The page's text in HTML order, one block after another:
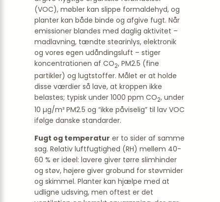
(VOC), møbler kan slippe formaldehyd, og
planter kan både binde og afgive fugt. Når
emissioner blandes med daglig aktivitet –
madlavning, tændte stearinlys, elektronik
og vores egen udåndingsluft – stiger
koncentrationen af CO2, PM2.5 (fine
partikler) og lugtstoffer. Målet er at holde
disse værdier så lave, at kroppen ikke
belastes; typisk under 1000 ppm CO2, under
10 µg/m³ PM2.5 og “ikke påviselig” til lav VOC
ifølge danske standarder.
Fugt og temperatur er to sider af samme
sag. Relativ luftfugtighed (RH) mellem 40-
60 % er ideel: lavere giver tørre slimhinder
og støv, højere giver grobund for støvmider
og skimmel. Planter kan hjælpe med at
udligne udsving, men oftest er det